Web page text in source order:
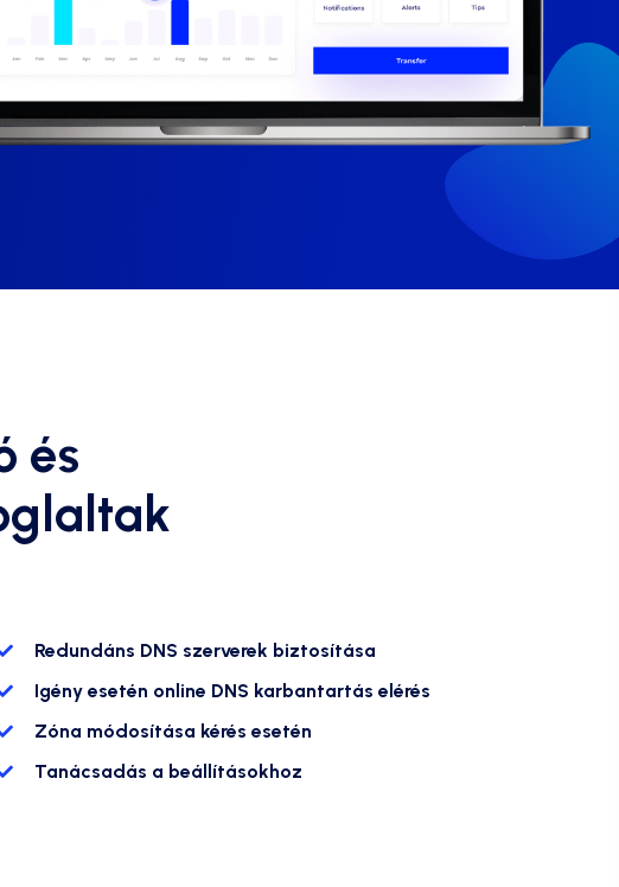
és
Redundáns DNS szerverek biztosítása
Igény esetén online DNS karbantartás elérés
Zóna módosítása kérés esetén
Tanácsadás a beállításokhoz